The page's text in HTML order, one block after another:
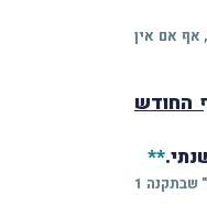
אף אם אין
החודש
**
* הכּוונה, מטבע הדברים, לנישום שהגשת דיווח מקוצר על-ידיו גוררת, לאור סוג והיקף הכנסותיו, פטוֹר מהגשת דו"ח שנתי. ראו לעניין זה את הגדרת המונחים "הכנסת חוץ" ו"מקדמת מס" שבתקנה 1